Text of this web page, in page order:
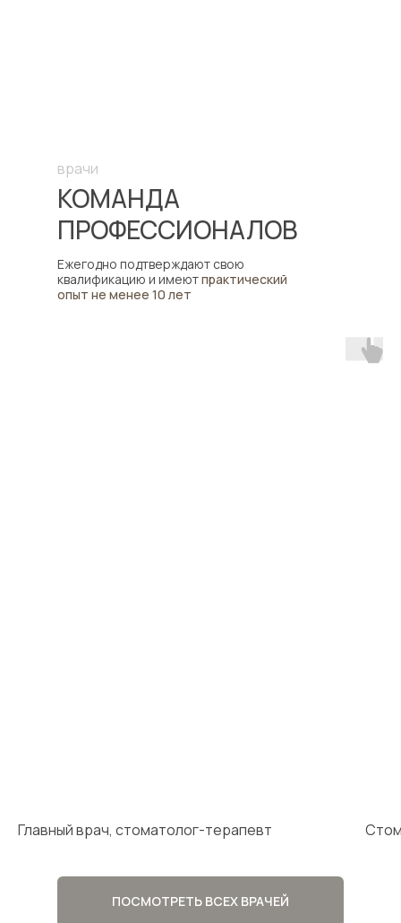
КОМАНДА
ПРОФЕССИОНАЛОВ
врачи
Ежегодно подтверждают свою
квалификацию и имеютпрактический
опыт не менее 10 лет
Главный врач, стоматолог-терапевт
ПОСМОТРЕТЬ ВСЕХ ВРАЧЕЙ